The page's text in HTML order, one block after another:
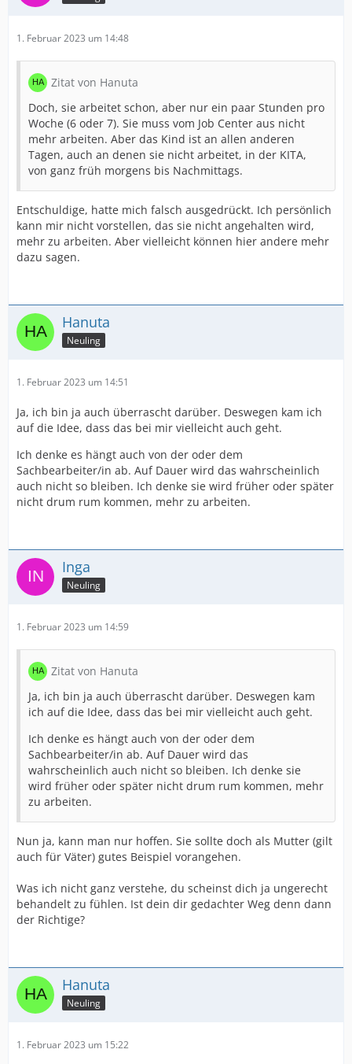
1. Februar 2023 um 14:48
Zitat von Hanuta
Doch, sie arbeitet schon, aber nur ein paar Stunden pro
Woche (6 oder 7). Sie muss vom Job Center aus nicht
mehr arbeiten. Aber das Kind ist an allen anderen
Tagen, auch an denen sie nicht arbeitet, in der KITA,
von ganz früh morgens bis Nachmittags.
Entschuldige, hatte mich falsch ausgedrückt. Ich persönlich
kann mir nicht vorstellen, das sie nicht angehalten wird,
mehr zu arbeiten. Aber vielleicht können hier andere mehr
dazu sagen.
Hanuta
Neuling
1. Februar 2023 um 14:51
Ja, ich bin ja auch überrascht darüber. Deswegen kam ich
auf die Idee, dass das bei mir vielleicht auch geht.
Ich denke es hängt auch von der oder dem
Sachbearbeiter/in ab. Auf Dauer wird das wahrscheinlich
auch nicht so bleiben. Ich denke sie wird früher oder später
nicht drum rum kommen, mehr zu arbeiten.
Inga
Neuling
1. Februar 2023 um 14:59
Zitat von Hanuta
Ja, ich bin ja auch überrascht darüber. Deswegen kam
ich auf die Idee, dass das bei mir vielleicht auch geht.
Ich denke es hängt auch von der oder dem
Sachbearbeiter/in ab. Auf Dauer wird das
wahrscheinlich auch nicht so bleiben. Ich denke sie
wird früher oder später nicht drum rum kommen, mehr
zu arbeiten.
Nun ja, kann man nur hoffen. Sie sollte doch als Mutter (gilt
auch für Väter) gutes Beispiel vorangehen.
Was ich nicht ganz verstehe, du scheinst dich ja ungerecht
behandelt zu fühlen. Ist dein dir gedachter Weg denn dann
der Richtige?
Hanuta
Neuling
1. Februar 2023 um 15:22